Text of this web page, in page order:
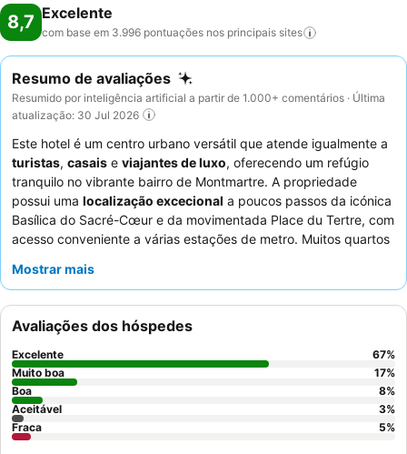
8,7 Excelente
com base em 3.996 pontuações nos principais sites
Resumo de avaliações
Resumido por inteligência artificial a partir de 1.000+ comentários · Última
atualização: 30 Jul 2026
Este hotel é um centro urbano versátil que atende igualmente a
turistas, casais e viajantes de luxo, oferecendo um refúgio
tranquilo no vibrante bairro de Montmartre. A propriedade
possui uma localização excecional a poucos passos da icónica
Basílica do Sacré-Cœur e da movimentada Place du Tertre, com
acesso conveniente a várias estações de metro. Muitos quartos
flexibilidade para os hóspedes que preferem preparar as suas
equipa do hotel pela sua excecional cordialidade e atenção, e o
buffet de pequeno-almoçopela sua variedade e qualidade.
Para uma experiência verdadeiramente indulgente, considere
reservar um quarto que inclua acesso à
hammam e jacuzzi.
Mostrar mais
Avaliações dos hóspedes
Excelente 67%
Muito boa
17%
Boa
8%
Aceitável
3%
Fraca
5%